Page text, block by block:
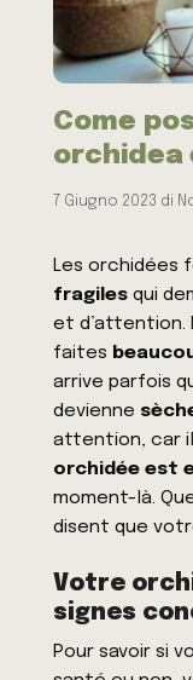
Come
orchidea
7 Giugno 2023 di
Les orchidées
fragiles qui
et d’attention.
faites
arrive parfois
devienne
attention, car
orchidée est
moment-là.
disent que
Votre
signes
Pour savoir si